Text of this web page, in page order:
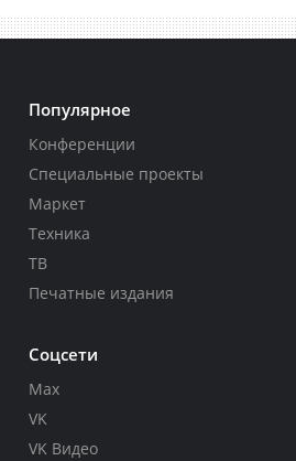
Популярное
Конференции
Специальные проекты
Маркет
Техника
ТВ
Печатные издания
Соцсети
Max
VK
VK Видео